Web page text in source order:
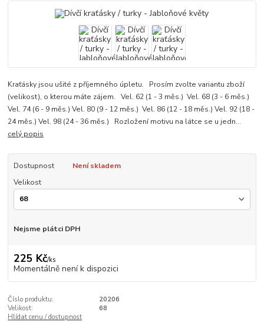
Kraťásky jsou ušité z příjemného úpletu. Prosím zvolte variantu zboží
(velikost), o kterou máte zájem. Vel. 62 (1 - 3 měs.) Vel. 68 (3 - 6 měs.)
Vel. 74 (6 - 9 měs.) Vel. 80 (9 - 12 měs.) Vel. 86 (12 - 18 měs.) Vel. 92 (18 -
24 měs.) Vel. 98 (24 - 36 měs.) Rozložení motivu na látce se u jedn...
celý popis
Dostupnost
Není skladem
Velikost
Nejsme plátci DPH
225 Kč/ks
Momentálně není k dispozici
Číslo produktu:
20206
Velikost:
68
Hlídat cenu / dostupnost